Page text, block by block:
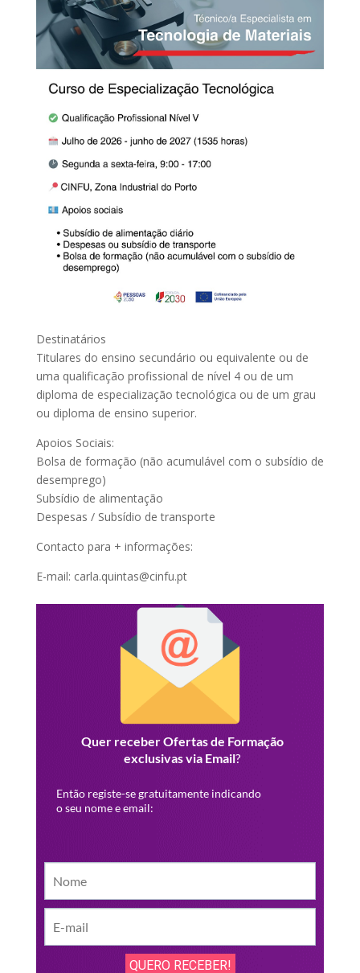
Destinatários
Titulares do ensino secundário ou equivalente ou de
uma qualificação profissional de nível 4 ou de um
diploma de especialização tecnológica ou de um grau
ou diploma de ensino superior.
Apoios Sociais:
Bolsa de formação (não acumulável com o subsídio de
desemprego)
Subsídio de alimentação
Despesas / Subsídio de transporte
Contacto para + informações:
E-mail: carla.quintas@cinfu.pt